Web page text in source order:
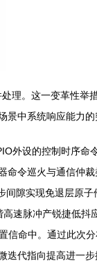
理。这一变革性举
中系统响应能力的
外设的控制时序命
命令巡火与通信仲
隙实现免退层原子
速脉冲产锐捷低抖
信命中。通过此次
代指向提高进一